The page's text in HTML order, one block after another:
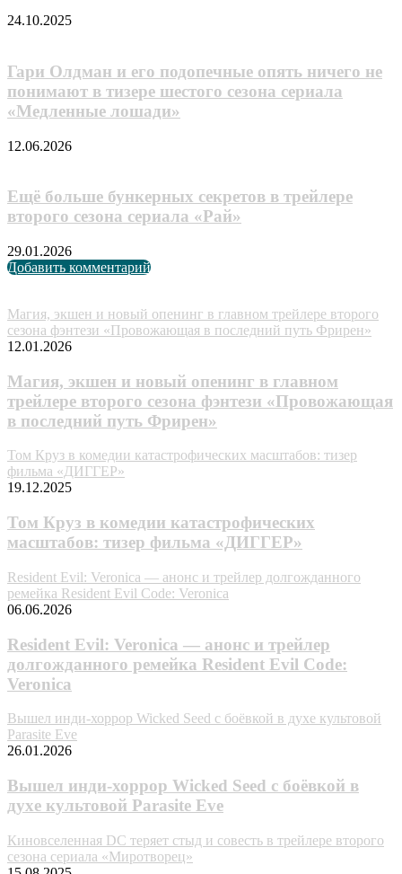
24.10.2025
Гари Олдман и его подопечные опять ничего не
понимают в тизере шестого сезона сериала
«Медленные лошади»
12.06.2026
Ещё больше бункерных секретов в трейлере
второго сезона сериала «Рай»
29.01.2026
Добавить комментарий
Магия, экшен и новый опенинг в главном трейлере второго
сезона фэнтези «Провожающая в последний путь Фрирен»
12.01.2026
Магия, экшен и новый опенинг в главном
трейлере второго сезона фэнтези «Провожающая
в последний путь Фрирен»
Том Круз в комедии катастрофических масштабов: тизер
фильма «ДИГГЕР»
19.12.2025
Том Круз в комедии катастрофических
масштабов: тизер фильма «ДИГГЕР»
Resident Evil: Veronica — анонс и трейлер долгожданного
ремейка Resident Evil Code: Veronica
06.06.2026
Resident Evil: Veronica — анонс и трейлер
долгожданного ремейка Resident Evil Code:
Veronica
Вышел инди-хоррор Wicked Seed с боёвкой в духе культовой
Parasite Eve
26.01.2026
Вышел инди-хоррор Wicked Seed с боёвкой в
духе культовой Parasite Eve
Киновселенная DC теряет стыд и совесть в трейлере второго
сезона сериала «Миротворец»